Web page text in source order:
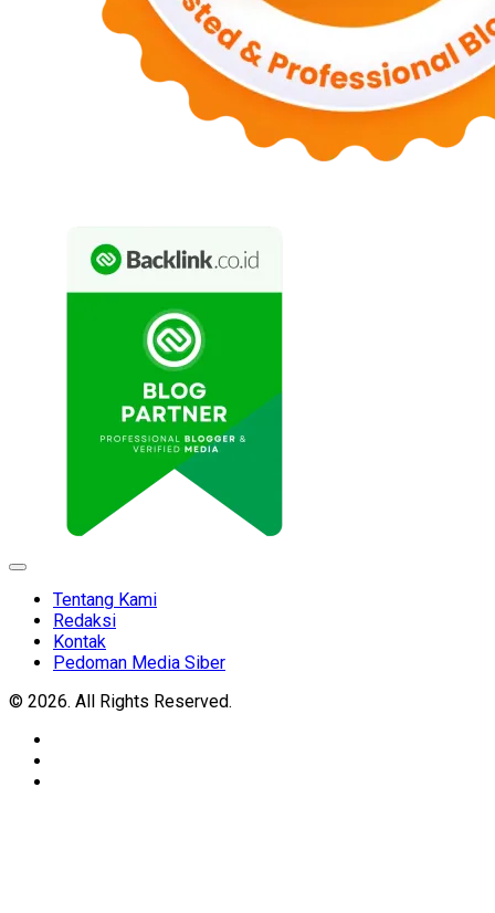
Expand
Tentang Kami
Redaksi
Kontak
Pedoman Media Siber
© 2026. All Rights Reserved.